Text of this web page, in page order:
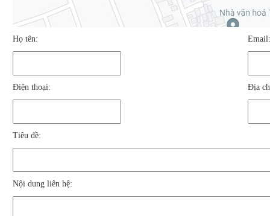
Họ tên:
Điện thoại: Địa
Tiêu đề:
Nội dung liên hệ: